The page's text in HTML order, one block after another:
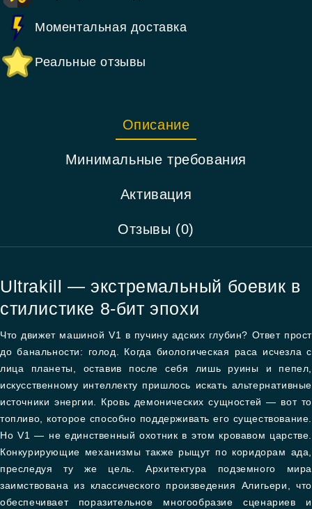
Моментальная доставка
Реальные отзывы
Описание
Минимальные требования
Активация
Отзывы (0)
Ultrakill — экстремальный боевик в
стилистике 8-бит эпохи
Что движет машиной V1 в пучину адских глубин? Ответ прост
до банальности: голод. Когда биологическая раса исчезла с
лица планеты, оставив после себя лишь руины и пепел,
искусственному интеллекту пришлось искать альтернативные
источники энергии. Кровь демонических сущностей — вот то
топливо, которое способно поддерживать его существование.
Но V1 — не единственный охотник в этом кровавом царстве.
Конкурирующие механизмы также рыщут по коридорам ада,
преследуя ту же цель. Архитектура подземного мира
заимствована из классического произведения Алигьери, что
обеспечивает поразительное многообразие сценариев и